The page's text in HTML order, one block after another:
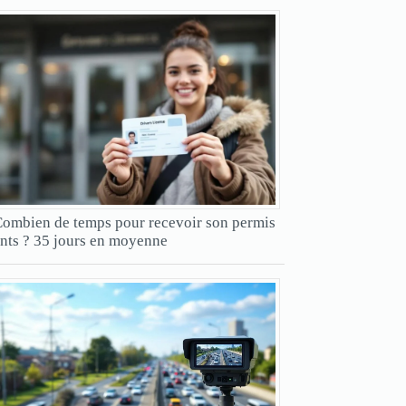
de temps pour recevoir son permis
? 35 jours en moyenne